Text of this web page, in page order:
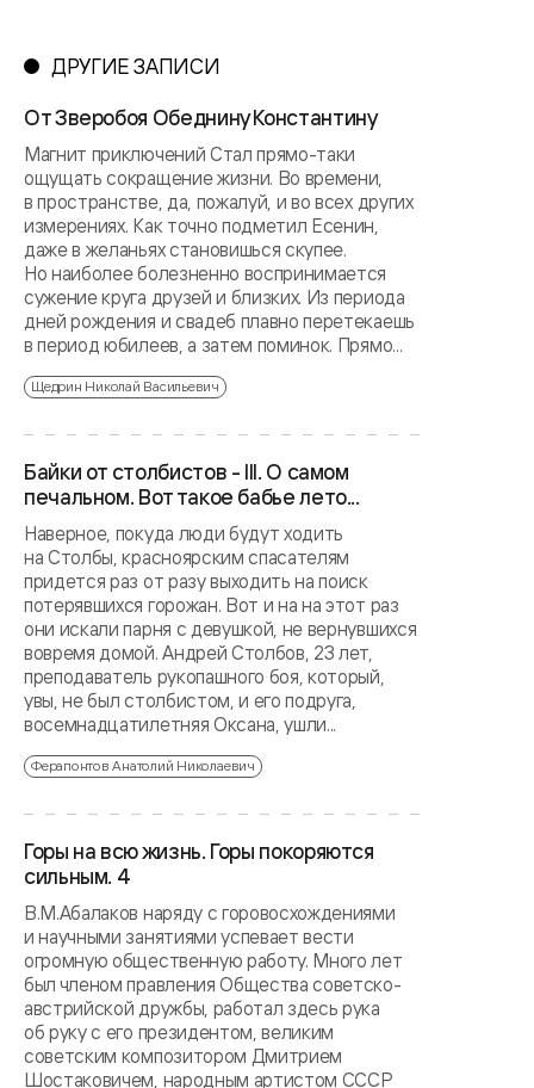
ДРУГИЕ ЗАПИСИ
От Зверобоя Обеднину Константину
Магнит приключений Стал прямо-таки
ощущать сокращение жизни. Во времени,
в пространстве, да, пожалуй, и во всех других
измерениях. Как точно подметил Есенин,
даже в желаньях становишься скупее.
Но наиболее болезненно воспринимается
сужение круга друзей и близких. Из периода
дней рождения и свадеб плавно перетекаешь
в период юбилеев, а затем поминок. Прямо...
Щедрин Николай Васильевич
Байки от столбистов - III. О самом
печальном. Вот такое бабье лето...
Наверное, покуда люди будут ходить
на Столбы, красноярским спасателям
придется раз от разу выходить на поиск
потерявшихся горожан. Вот и на на этот раз
они искали парня с девушкой, не вернувшихся
вовремя домой. Андрей Столбов, 23 лет,
преподаватель рукопашного боя, который,
увы, не был столбистом, и его подруга,
восемнадцатилетняя Оксана, ушли...
Ферапонтов Анатолий Николаевич
Горы на всю жизнь. Горы покоряются
сильным. 4
В.М.Абалаков наряду с горовосхождениями
и научными занятиями успевает вести
огромную общественную работу. Много лет
был членом правления Общества советско-
австрийской дружбы, работал здесь рука
об руку с его президентом, великим
советским композитором Дмитрием
Шостаковичем, народным артистом СССР